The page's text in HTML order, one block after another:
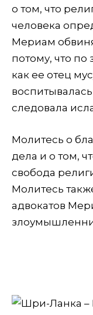
о том, что
человека
Мериам
потому, что по
как ее отец
следовала
Молитесь о
дела и о том,
свобода
Молитесь
адвокатов